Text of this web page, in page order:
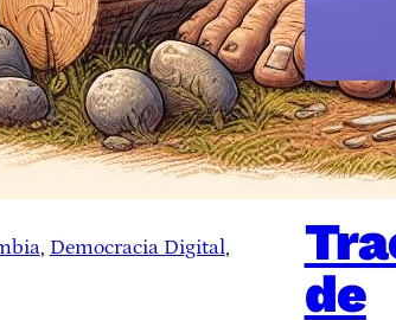
, Democracia Digital
Colombia
noviembre
de